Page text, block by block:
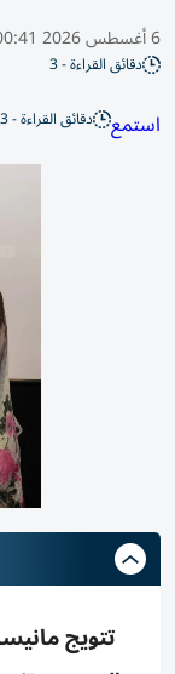
6 أغسطس 2026 00:41 صباحًا
دقائق القراءة - 3
استمع دقائق القراءة - 3
تتويج